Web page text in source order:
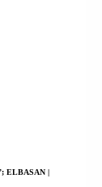
ELBASAN |